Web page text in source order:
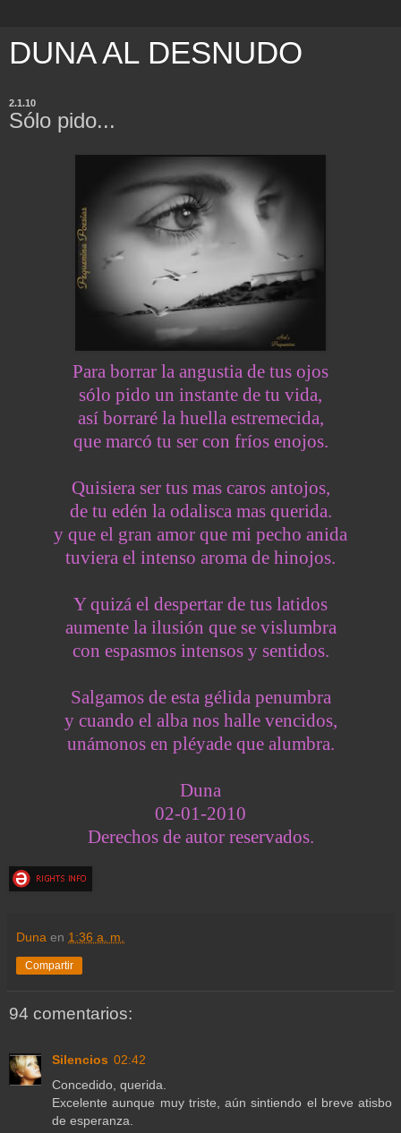
DUNA AL DESNUDO
2.1.10
Sólo pido...
Para borrar la angustia de tus ojos
sólo pido un instante de tu vida,
así borraré la huella estremecida,
que marcó tu ser con fríos enojos.
Quisiera ser tus mas caros antojos,
de tu edén la odalisca mas querida.
y que el gran amor que mi pecho anida
tuviera el intenso aroma de hinojos.
Y quizá el despertar de tus latidos
aumente la ilusión que se vislumbra
con espasmos intensos y sentidos.
Salgamos de esta gélida penumbra
y cuando el alba nos halle vencidos,
unámonos en pléyade que alumbra.
Duna
02-01-2010
Derechos de autor reservados.
Duna en 1:36 a. m.
Compartir
94 comentarios:
Silencios 02:42
Concedido, querida.
Excelente aunque muy triste, aún sintiendo el breve atisbo
de esperanza.